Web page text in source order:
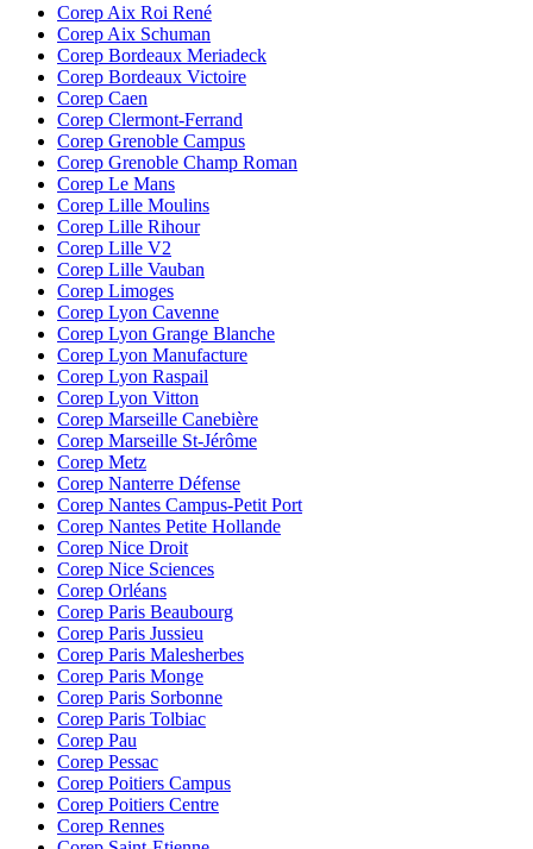
Corep Aix Roi René
Corep Aix Schuman
Corep Bordeaux Meriadeck
Corep Bordeaux Victoire
Corep Caen
Corep Clermont-Ferrand
Corep Grenoble Campus
Corep Grenoble Champ Roman
Corep Le Mans
Corep Lille Moulins
Corep Lille Rihour
Corep Lille V2
Corep Lille Vauban
Corep Limoges
Corep Lyon Cavenne
Corep Lyon Grange Blanche
Corep Lyon Manufacture
Corep Lyon Raspail
Corep Lyon Vitton
Corep Marseille Canebière
Corep Marseille St-Jérôme
Corep Metz
Corep Nanterre Défense
Corep Nantes Campus-Petit Port
Corep Nantes Petite Hollande
Corep Nice Droit
Corep Nice Sciences
Corep Orléans
Corep Paris Beaubourg
Corep Paris Jussieu
Corep Paris Malesherbes
Corep Paris Monge
Corep Paris Sorbonne
Corep Paris Tolbiac
Corep Pau
Corep Pessac
Corep Poitiers Campus
Corep Poitiers Centre
Corep Rennes